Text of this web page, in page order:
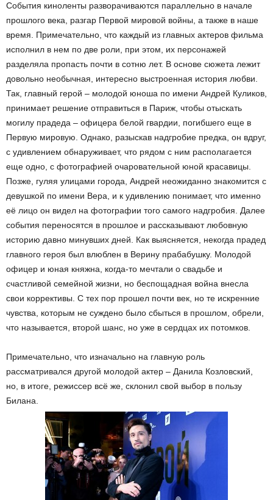
События киноленты разворачиваются параллельно в начале
прошлого века, разгар Первой мировой войны, а также в наше
время. Примечательно, что каждый из главных актеров фильма
исполнил в нем по две роли, при этом, их персонажей
разделяла пропасть почти в сотню лет. В основе сюжета лежит
довольно необычная, интересно выстроенная история любви.
Так, главный герой – молодой юноша по имени Андрей Куликов,
принимает решение отправиться в Париж, чтобы отыскать
могилу прадеда – офицера белой гвардии, погибшего еще в
Первую мировую. Однако, разыскав надгробие предка, он вдруг,
с удивлением обнаруживает, что рядом с ним располагается
еще одно, с фотографией очаровательной юной красавицы.
Позже, гуляя улицами города, Андрей неожиданно знакомится с
девушкой по имени Вера, и к удивлению понимает, что именно
её лицо он видел на фотографии того самого надгробия. Далее
события переносятся в прошлое и рассказывают любовную
историю давно минувших дней. Как выясняется, некогда прадед
главного героя был влюблен в Верину прабабушку. Молодой
офицер и юная княжна, когда-то мечтали о свадьбе и
счастливой семейной жизни, но беспощадная война внесла
свои коррективы. С тех пор прошел почти век, но те искренние
чувства, которым не суждено было сбыться в прошлом, обрели,
что называется, второй шанс, но уже в сердцах их потомков.
Примечательно, что изначально на главную роль
рассматривался другой молодой актер – Данила Козловский,
но, в итоге, режиссер всё же, склонил свой выбор в пользу
Билана.